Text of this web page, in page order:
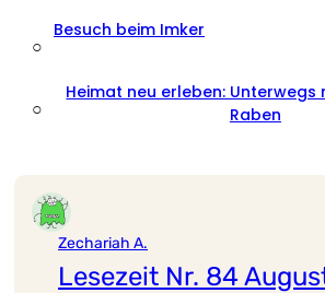
○
Besuch beim Imker
○
Heimat neu erleben:
Raben
Zechariah A.
Lesezeit Nr. 84